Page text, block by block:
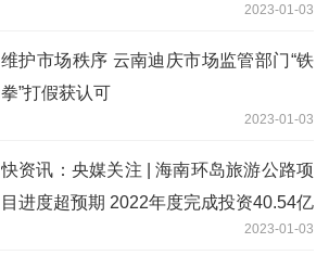
2023-01-03
维护市场秩序 云南迪庆市场监管部门“铁
拳”打假获认可
2023-01-03
快资讯：央媒关注 | 海南环岛旅游公路项
目进度超预期 2022年度完成投资40.54亿
2023-01-03